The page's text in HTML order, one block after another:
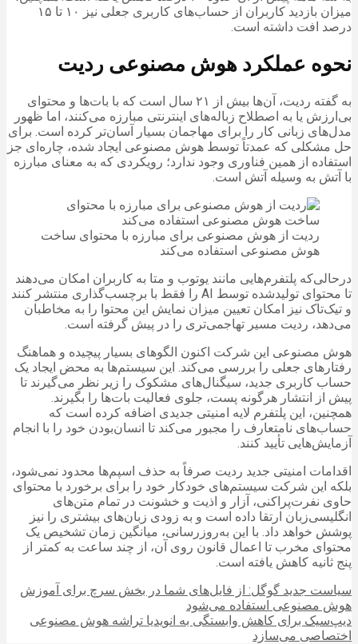
میزان بازدید کاربران از حساب‌های کاربری جعلی نیز ۱۰ تا ۱۵
درصد افت داشته است.
نحوه عملکرد هوش مصنوعی ردیت
به گفته ردیت، آن‌ها بیش از ۲۱ سال است که با بات‌ها و محتوای
بی‌ارزش یا به اصطلاح زباله‌های اینترنتی مبارزه می‌کنند، اما ظهور
مدل‌های زبانی کار را برای مهاجمان بسیار آسان‌تر کرده است. برای
حل مشکلی که عمدتاً توسط هوش مصنوعی ایجاد شده، چاره‌ای جز
استفاده از همین فناوری وجود ندارد؛ رویکردی که به معنای مبارزه
با آتش به وسیله آتش است.
ردیت از هوش مصنوعی برای مبارزه با محتوای ساخت
هوش مصنوعی استفاده می‌کند
درحالی‌که پلتفرم‌هایی مانند یوتوب و متا به کاربران امکان می‌دهند
تا محتوای تولیدشده توسط AI را فقط با برچسب‌گذاری منتشر کنند
و تیک‌تاک نیز امکان تعیین میزان نمایش این محتوا را به مخاطبان
می‌دهد، ردیت مسیر تهاجمی‌تری را در پیش گرفته است.
هوش مصنوعی این شرکت اکنون الگوهای بسیار پیچیده و هماهنگ
رفتارهای جعلی را بررسی می‌کند. این سیستم‌ها به محض ایجاد یک
حساب کاربری جدید، سیگنال‌های مشکوک را زیر نظر می‌گیرند تا
پیش از انتشار هرگونه پست، جلوی فعالیت بات‌ها را بگیرند.
همچنین، این پلتفرم لایه امنیتی جدیدی اضافه کرده است که
حساب‌های نامتعارف را مجبور می‌کند تا انسان‌بودن خود را با انجام
آزمایش‌هایی تأیید کنند.
اقدامات امنیتی جدید ردیت صرفاً به حذف اسپم‌ها محدود نمی‌شود،
بلکه این شرکت سیستم‌های خودکار خود را برای برخورد با محتوای
حاوی نفرت‌پراکنی، آزار و اذیت و خشونت در تمام متن‌های
انگلیسی‌زبان ارتقا داده است و به زودی زبان‌های بیشتری را نیز
پوشش خواهد داد. با این به‌روزرسانی، میانگین زمان تشخیص یک
محتوای مخرب تا اعمال قانون روی آن، از چند ساعت به کمتر از
پنج ثانیه کاهش یافته است.
سیاست جدید گوگل: از فایل‌های شما در بخش سرچ برای آموزش
هوش مصنوعی استفاده می‌شود
دیپ‌سیک برای کاهش وابستگی به انویدیا تراشه هوش مصنوعی
اختصاصی می‌سازد